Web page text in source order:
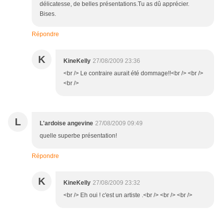
délicatesse, de belles présentations.Tu as dû apprécier.
Bises.
Répondre
K KineKelly 27/08/2009 23:36
<br /> Le contraire aurait été dommage!!<br /> <br />
<br />
L L'ardoise angevine 27/08/2009 09:49
quelle superbe présentation!
Répondre
K KineKelly 27/08/2009 23:32
<br /> Eh oui ! c'est un artiste .<br /> <br /> <br />